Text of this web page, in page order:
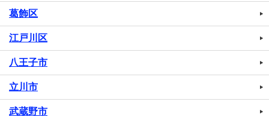
葛飾区
江戸川区
八王子市
立川市
武蔵野市